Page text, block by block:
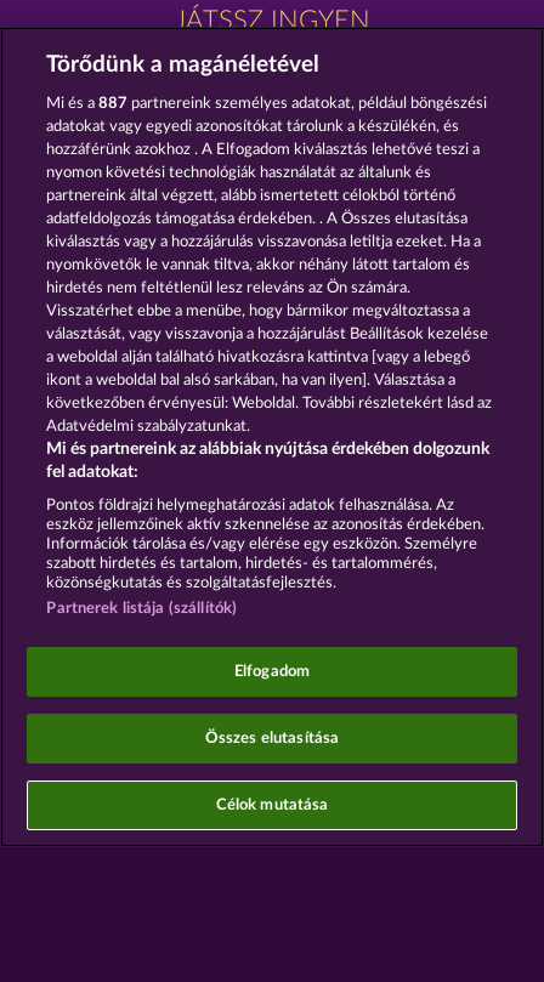
JÁTSSZ INGYEN
EGGSTRA WILDS THE THREE MUSKETEERS
THE WARLOCKS BOOK THE BLACK BOOK OF PIRATES
Részvételi feltételek
Adatkezelési tájékoztató Impresszum
A cég GYIK Partnerprogram Facebook
Visszavonási kérelem benyújtása
A közösségi kaszinójátékok kizárólag szórakoztatási
célt szolgálnak, és azok egyáltalán nem
befolyásolják, hogy a játékos a jövőben valódi
pénzzel mennyire lesz sikeres a szerencsejáték
terén.
Törődünk a magánéletével
Mi és a887 partnereink személyes adatokat, például böngészési
adatokat vagy egyedi azonosítókat tárolunk a készülékén, és
hozzáférünk azokhoz . A Elfogadom kiválasztás lehetővé teszi a
nyomon követési technológiák használatát az általunk és
partnereink által végzett, alább ismertetett célokból történő
adatfeldolgozás támogatása érdekében. . A Összes elutasítása
kiválasztás vagy a hozzájárulás visszavonása letiltja ezeket. Ha a
nyomkövetők le vannak tiltva, akkor néhány látott tartalom és
hirdetés nem feltétlenül lesz releváns az Ön számára.
Visszatérhet ebbe a menübe, hogy bármikor megváltoztassa a
választását, vagy visszavonja a hozzájárulást Beállítások kezelése
a weboldal alján található hivatkozásra kattintva [vagy a lebegő
ikont a weboldal bal alsó sarkában, ha van ilyen]. Választása a
következőben érvényesül: Weboldal. További részletekért lásd az
Adatvédelmi szabályzatunkat.
Mi és partnereink az alábbiak nyújtása érdekében dolgozunk
fel adatokat:
Pontos földrajzi helymeghatározási adatok felhasználása. Az
eszköz jellemzőinek aktív szkennelése az azonosítás érdekében.
Információk tárolása és/vagy elérése egy eszközön. Személyre
szabott hirdetés és tartalom, hirdetés- és tartalommérés,
közönségkutatás és szolgáltatásfejlesztés.
Partnerek listája (szállítók)
Elfogadom
Összes elutasítása
Célok mutatása